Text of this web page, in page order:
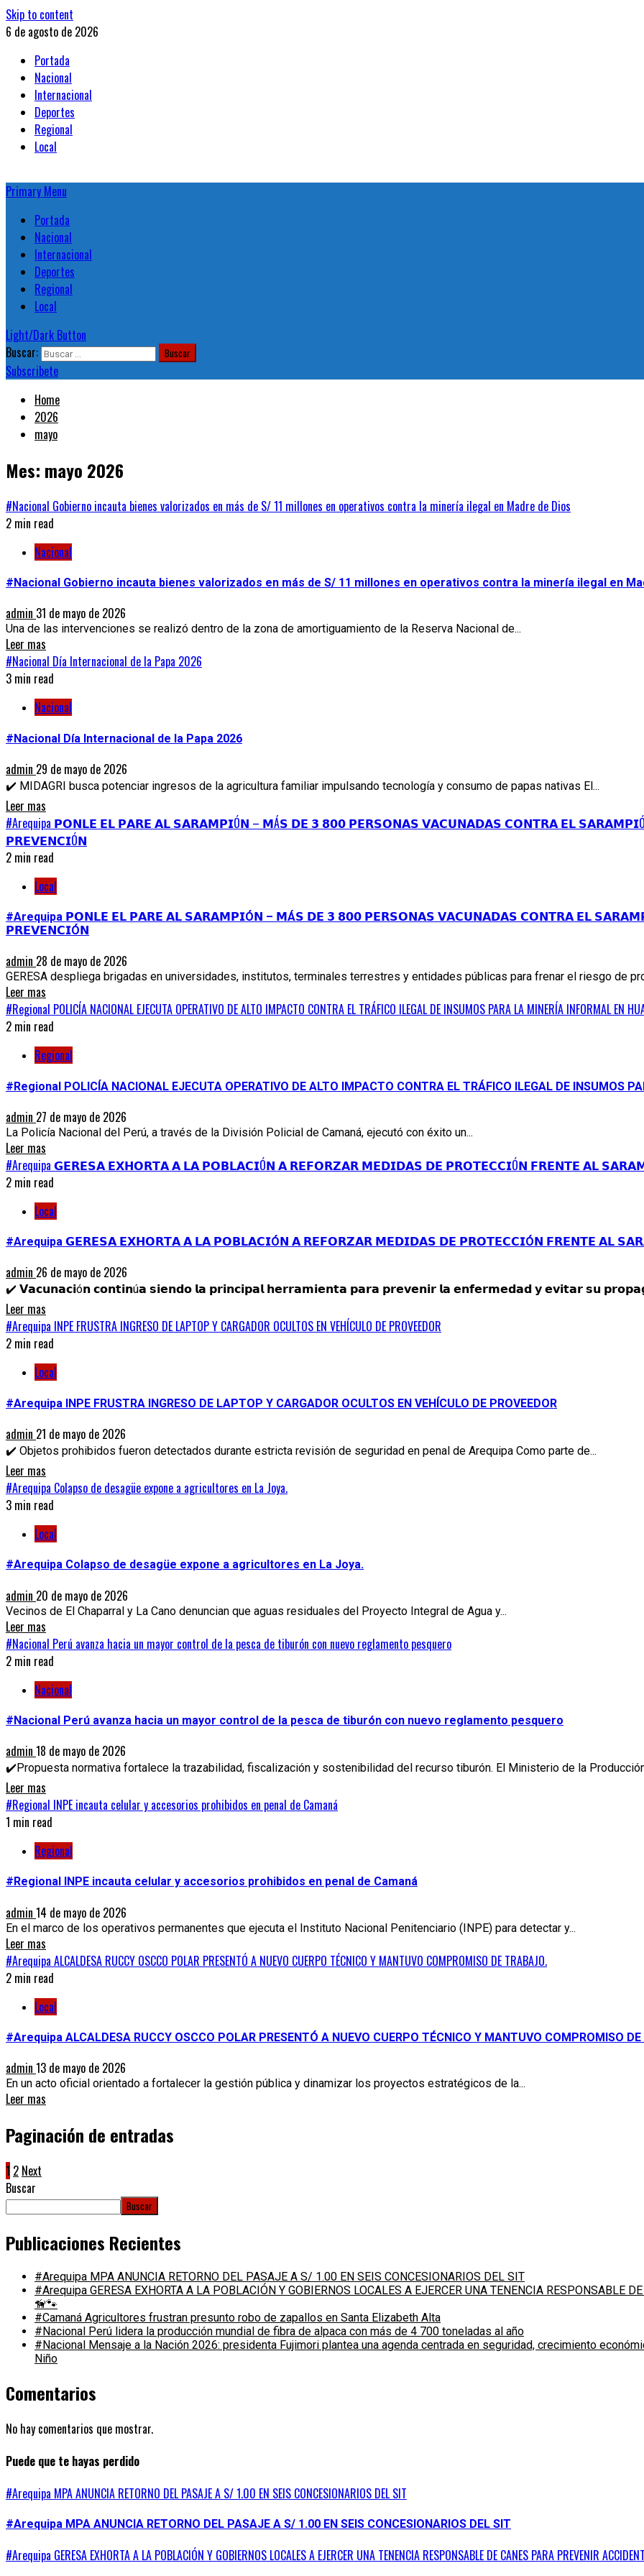
Skip to content
6 de agosto de 2026
Portada
Nacional
Internacional
Deportes
Regional
Local
Primary Menu
Portada
Nacional
Internacional
Deportes
Regional
Local
Light/Dark Button
Buscar:
Subscribete
Home
2026
mayo
Mes: mayo 2026
#Nacional Gobierno incauta bienes valorizados en más de S/ 11 millones en operativos contra la minería ilegal en Madre de Dios
2 min read
Nacional
#Nacional Gobierno incauta bienes valorizados en más de S/ 11 millones en operativos contra la minería ilegal en
admin 31 de mayo de 2026
Una de las intervenciones se realizó dentro de la zona de amortiguamiento de la Reserva Nacional de...
Leer mas
#Nacional Día Internacional de la Papa 2026
3 min read
Nacional
#Nacional Día Internacional de la Papa 2026
admin 29 de mayo de 2026
✔️ MIDAGRI busca potenciar ingresos de la agricultura familiar impulsando tecnología y consumo de papas nativas El...
Leer mas
#Arequipa 𝗣𝗢𝗡𝗟𝗘 𝗘𝗟 𝗣𝗔𝗥𝗘 𝗔𝗟 𝗦𝗔𝗥𝗔𝗠𝗣𝗜Ó𝗡 – 𝗠Á𝗦 𝗗𝗘 𝟯 𝟴𝟬𝟬 𝗣𝗘𝗥𝗦𝗢𝗡𝗔𝗦 𝗩𝗔𝗖𝗨𝗡𝗔𝗗𝗔𝗦 𝗖𝗢𝗡𝗧𝗥𝗔 𝗘𝗟
𝗣𝗥𝗘𝗩𝗘𝗡𝗖𝗜Ó𝗡
2 min read
Local
#Arequipa 𝗣𝗢𝗡𝗟𝗘 𝗘𝗟 𝗣𝗔𝗥𝗘 𝗔𝗟 𝗦𝗔𝗥𝗔𝗠𝗣𝗜Ó𝗡 – 𝗠Á𝗦 𝗗𝗘 𝟯 𝟴𝟬𝟬 𝗣𝗘𝗥𝗦𝗢𝗡𝗔𝗦 𝗩𝗔𝗖𝗨𝗡𝗔𝗗𝗔𝗦 𝗖𝗢𝗡𝗧𝗥𝗔 𝗘𝗟
𝗣𝗥𝗘𝗩𝗘𝗡𝗖𝗜Ó𝗡
admin 28 de mayo de 2026
GERESA despliega brigadas en universidades, institutos, terminales terrestres y entidades públicas para frenar el riesgo de
Leer mas
#Regional POLICÍA NACIONAL EJECUTA OPERATIVO DE ALTO IMPACTO CONTRA EL TRÁFICO ILEGAL DE INSUMOS PARA LA MINERÍA INFORMAL EN
2 min read
Regional
#Regional POLICÍA NACIONAL EJECUTA OPERATIVO DE ALTO IMPACTO CONTRA EL TRÁFICO ILEGAL DE INSUMOS
admin 27 de mayo de 2026
La Policía Nacional del Perú, a través de la División Policial de Camaná, ejecutó con éxito un...
Leer mas
#Arequipa 𝗚𝗘𝗥𝗘𝗦𝗔 𝗘𝗫𝗛𝗢𝗥𝗧𝗔 𝗔 𝗟𝗔 𝗣𝗢𝗕𝗟𝗔𝗖𝗜Ó𝗡 𝗔 𝗥𝗘𝗙𝗢𝗥𝗭𝗔𝗥 𝗠𝗘𝗗𝗜𝗗𝗔𝗦 𝗗𝗘 𝗣𝗥𝗢𝗧𝗘𝗖𝗖𝗜Ó𝗡 𝗙𝗥𝗘𝗡𝗧𝗘 𝗔𝗟
2 min read
Local
#Arequipa 𝗚𝗘𝗥𝗘𝗦𝗔 𝗘𝗫𝗛𝗢𝗥𝗧𝗔 𝗔 𝗟𝗔 𝗣𝗢𝗕𝗟𝗔𝗖𝗜Ó𝗡 𝗔 𝗥𝗘𝗙𝗢𝗥𝗭𝗔𝗥 𝗠𝗘𝗗𝗜𝗗𝗔𝗦 𝗗𝗘 𝗣𝗥𝗢𝗧𝗘𝗖𝗖𝗜Ó𝗡 𝗙𝗥𝗘𝗡𝗧𝗘 𝗔𝗟
admin 26 de mayo de 2026
✔️ 𝗩𝗮𝗰𝘂𝗻𝗮𝗰𝗶ó𝗻 𝗰𝗼𝗻𝘁𝗶𝗻ú𝗮 𝘀𝗶𝗲𝗻𝗱𝗼 𝗹𝗮 𝗽𝗿𝗶𝗻𝗰𝗶𝗽𝗮𝗹 𝗵𝗲𝗿𝗿𝗮𝗺𝗶𝗲𝗻𝘁𝗮 𝗽𝗮𝗿𝗮 𝗽𝗿𝗲𝘃𝗲𝗻𝗶𝗿 𝗹𝗮 𝗲𝗻𝗳𝗲𝗿𝗺𝗲𝗱𝗮𝗱 𝘆 𝗲𝘃𝗶𝘁𝗮𝗿 𝘀𝘂
Leer mas
#Arequipa INPE FRUSTRA INGRESO DE LAPTOP Y CARGADOR OCULTOS EN VEHÍCULO DE PROVEEDOR
2 min read
Local
#Arequipa INPE FRUSTRA INGRESO DE LAPTOP Y CARGADOR OCULTOS EN VEHÍCULO DE PROVEEDOR
admin 21 de mayo de 2026
✔️ Objetos prohibidos fueron detectados durante estricta revisión de seguridad en penal de Arequipa Como parte de...
Leer mas
#Arequipa Colapso de desagüe expone a agricultores en La Joya.
3 min read
Local
#Arequipa Colapso de desagüe expone a agricultores en La Joya.
admin 20 de mayo de 2026
Vecinos de El Chaparral y La Cano denuncian que aguas residuales del Proyecto Integral de Agua y...
Leer mas
#Nacional Perú avanza hacia un mayor control de la pesca de tiburón con nuevo reglamento pesquero
2 min read
Nacional
#Nacional Perú avanza hacia un mayor control de la pesca de tiburón con nuevo reglamento pesquero
admin 18 de mayo de 2026
✔️Propuesta normativa fortalece la trazabilidad, fiscalización y sostenibilidad del recurso tiburón. El Ministerio de la Producción
Leer mas
#Regional INPE incauta celular y accesorios prohibidos en penal de Camaná
1 min read
Regional
#Regional INPE incauta celular y accesorios prohibidos en penal de Camaná
admin 14 de mayo de 2026
En el marco de los operativos permanentes que ejecuta el Instituto Nacional Penitenciario (INPE) para detectar y...
Leer mas
#Arequipa ALCALDESA RUCCY OSCCO POLAR PRESENTÓ A NUEVO CUERPO TÉCNICO Y MANTUVO COMPROMISO DE TRABAJO.
2 min read
Local
#Arequipa ALCALDESA RUCCY OSCCO POLAR PRESENTÓ A NUEVO CUERPO TÉCNICO Y MANTUVO COMPROMISO
admin 13 de mayo de 2026
En un acto oficial orientado a fortalecer la gestión pública y dinamizar los proyectos estratégicos de la...
Leer mas
Paginación de entradas
1 2 Next
Buscar
Buscar
Publicaciones Recientes
#Arequipa MPA ANUNCIA RETORNO DEL PASAJE A S/ 1.00 EN SEIS CONCESIONARIOS DEL SIT
#Arequipa GERESA EXHORTA A LA POBLACIÓN Y GOBIERNOS LOCALES A EJERCER UNA TENENCIA RESPONSABLE
🦮🐾
#Camaná Agricultores frustran presunto robo de zapallos en Santa Elizabeth Alta
#Nacional Perú lidera la producción mundial de fibra de alpaca con más de 4 700 toneladas al año
#Nacional Mensaje a la Nación 2026: presidenta Fujimori plantea una agenda centrada en seguridad, crecimiento
Niño
Comentarios
No hay comentarios que mostrar.
Puede que te hayas perdido
#Arequipa MPA ANUNCIA RETORNO DEL PASAJE A S/ 1.00 EN SEIS CONCESIONARIOS DEL SIT
#Arequipa MPA ANUNCIA RETORNO DEL PASAJE A S/ 1.00 EN SEIS CONCESIONARIOS DEL SIT
#Arequipa GERESA EXHORTA A LA POBLACIÓN Y GOBIERNOS LOCALES A EJERCER UNA TENENCIA RESPONSABLE DE CANES PARA PREVENIR